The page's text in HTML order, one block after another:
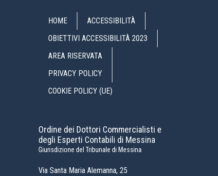
HOME
ACCESSIBILITÀ
OBIETTIVI ACCESSIBILITÀ 2023
AREA RISERVATA
PRIVACY POLICY
COOKIE POLICY (UE)
Ordine dei Dottori Commercialisti e
degli Esperti Contabili di Messina
Giurisdizione del Tribunale di Messina
Via Santa Maria Alemanna, 25